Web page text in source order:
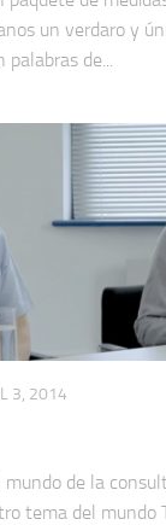
un verdaro y
palabras de...
3, 2014
mundo de la
tema del mundo